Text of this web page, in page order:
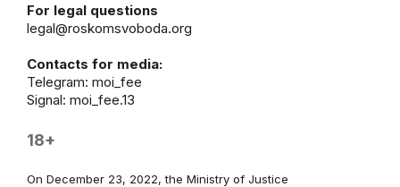
For legal questions
legal@roskomsvoboda.org
Contacts for media:
Telegram: moi_fee
Signal: moi_fee.13
18+
On December 23, 2022, the Ministry of Justice